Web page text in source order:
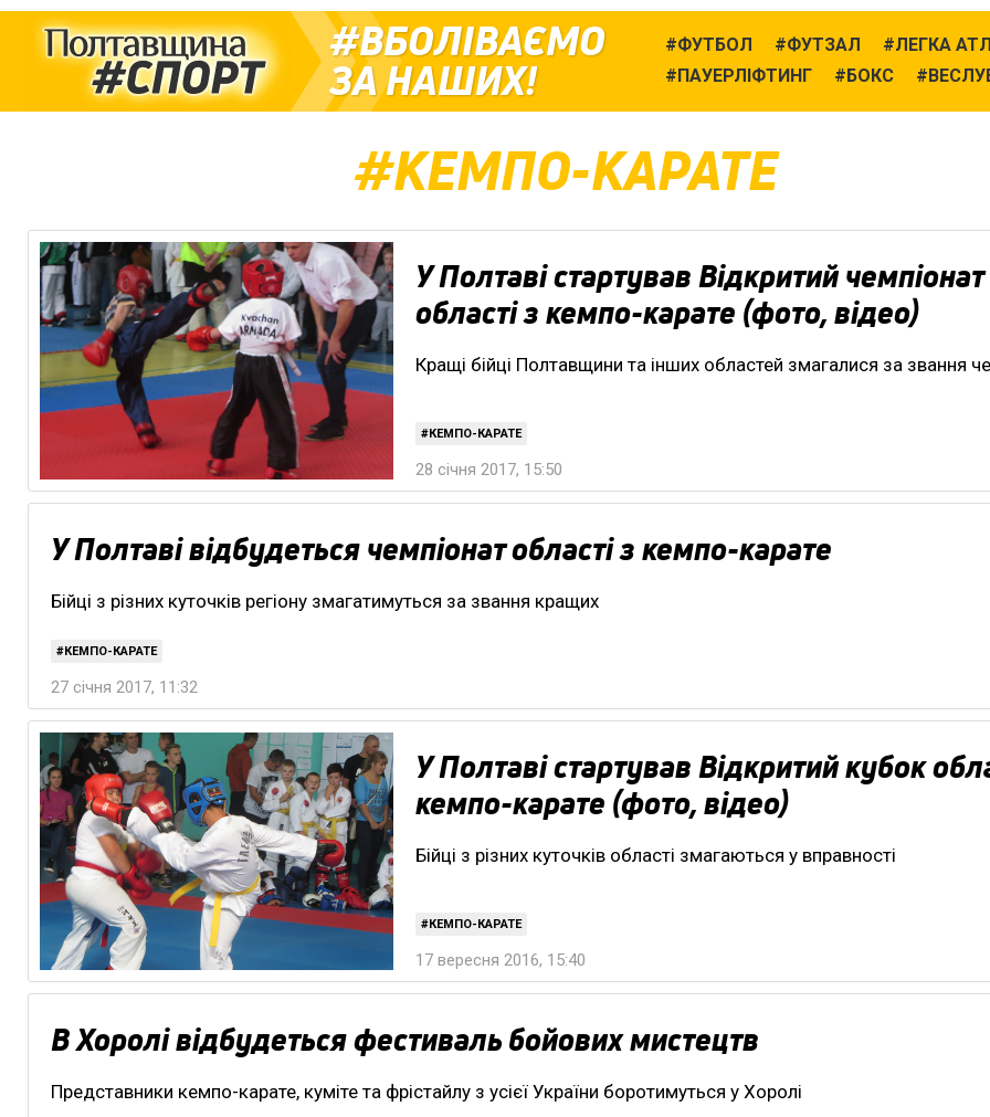
ВБОЛІВАЄМО
ЗА НАШИХ!
ФУТБОЛ ФУТЗАЛ ЛЕГКА
ПАУЕРЛІФТИНГ
БОКС
КЕМПО-КАРАТЕ
У Полтаві стартував Відкритий чемпіонат
області з кемпо-карате (фото, відео)
Кращі бійці Полтавщини та інших областей змагалися за звання
КЕМПО-КАРАТЕ
28 січня 2017, 15:50
У Полтаві відбудеться чемпіонат області з кемпо-карате
Бійці з різних куточків регіону змагатимуться за звання кращих
КЕМПО-КАРАТЕ
27 січня 2017, 11:32
У Полтаві стартував Відкритий кубок
кемпо-карате (фото, відео)
Бійці з різних куточків області змагаються у вправності
КЕМПО-КАРАТЕ
17 вересня 2016, 15:40
В Хоролі відбудеться фестиваль бойових мистецтв
Представники кемпо-карате, куміте та фрістайлу з усієї України боротимуться у Хоролі